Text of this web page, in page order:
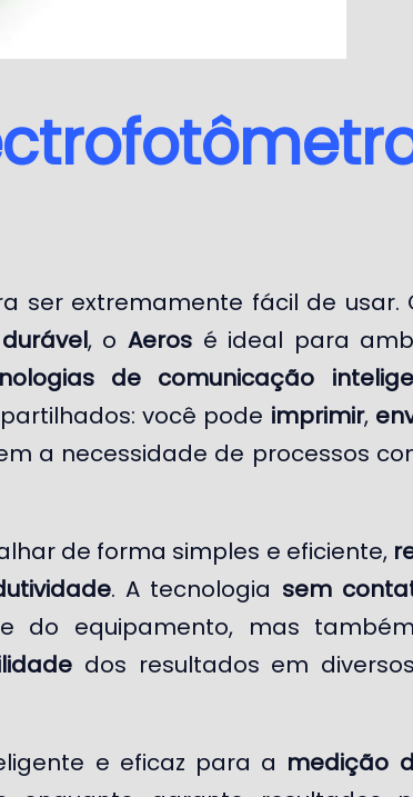
ser extremamente fácil de usar.
, o Aerosé ideal para
de comunicação
você pode imprimir,
a necessidade de processos
de forma simples e eficiente,
. A tecnologia sem
do equipamento, mas
dos resultados em
e eficaz para a medição